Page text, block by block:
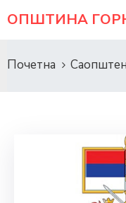
ОПШТИНА
Почетна